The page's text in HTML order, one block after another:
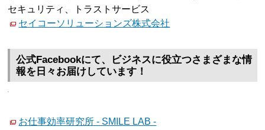
セキュリティ、トラストサービス
セイコーソリューションズ株式会社
公式Facebookにて、ビジネスに役立つさまざまな情
報を日々お届けしています！
お仕事効率研究所 - SMILE LAB -